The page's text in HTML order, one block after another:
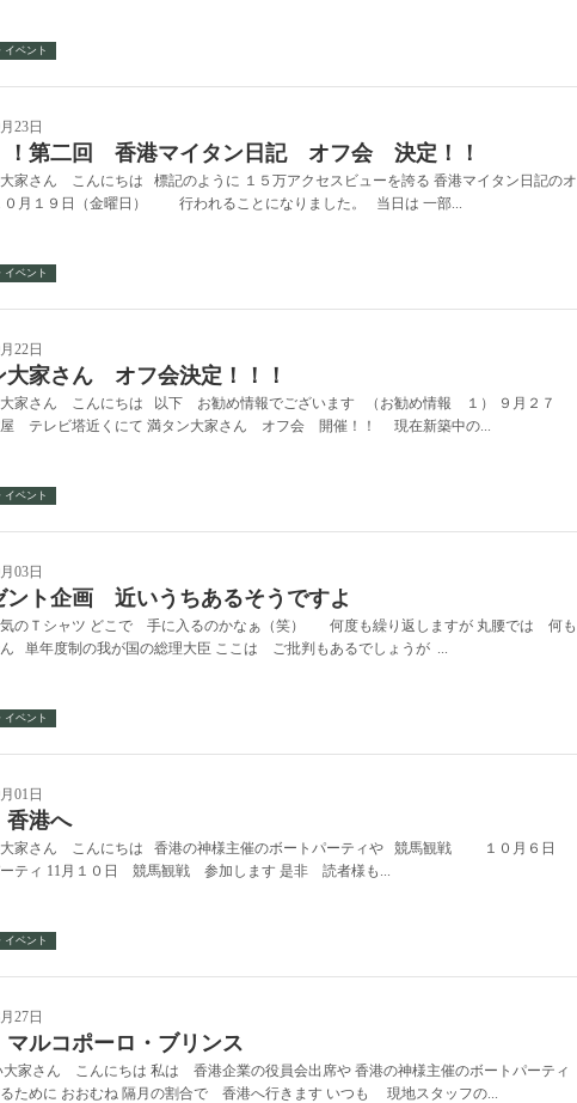
イベント
23日
！第二回 香港マイタン日記 オフ会 決定！！
家さん こんにちは 標記のように １５万アクセスビューを誇る 香港マイタン日記のオ
０月１９日（金曜日） 行われることになりました。 当日は 一部...
イベント
22日
大家さん オフ会決定！！！
大家さん こんにちは 以下 お勧め情報でございます （お勧め情報 １） ９月２７
テレビ塔近くにて 満タン大家さん オフ会 開催！！ 現在新築中の...
イベント
03日
ント企画 近いうちあるそうですよ
気のＴシャツ どこで 手に入るのかなぁ（笑） 何度も繰り返しますが 丸腰では 何も
単年度制の我が国の総理大臣 ここは ご批判もあるでしょうが ...
イベント
01日
港へ
大家さん こんにちは 香港の神様主催のボートパーティや 競馬観戦 １０月６日
ティ 11月１０日 競馬観戦 参加します 是非 読者様も...
イベント
27日
ルコポーロ・ブリンス
大家さん こんにちは 私は 香港企業の役員会出席や 香港の神様主催のボートパーティ
ために おおむね 隔月の割合で 香港へ行きます いつも 現地スタッフの...